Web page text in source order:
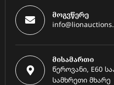
მოგვწერე
მისამართი
წეროვანი, E60
სამხრეთი მხარე